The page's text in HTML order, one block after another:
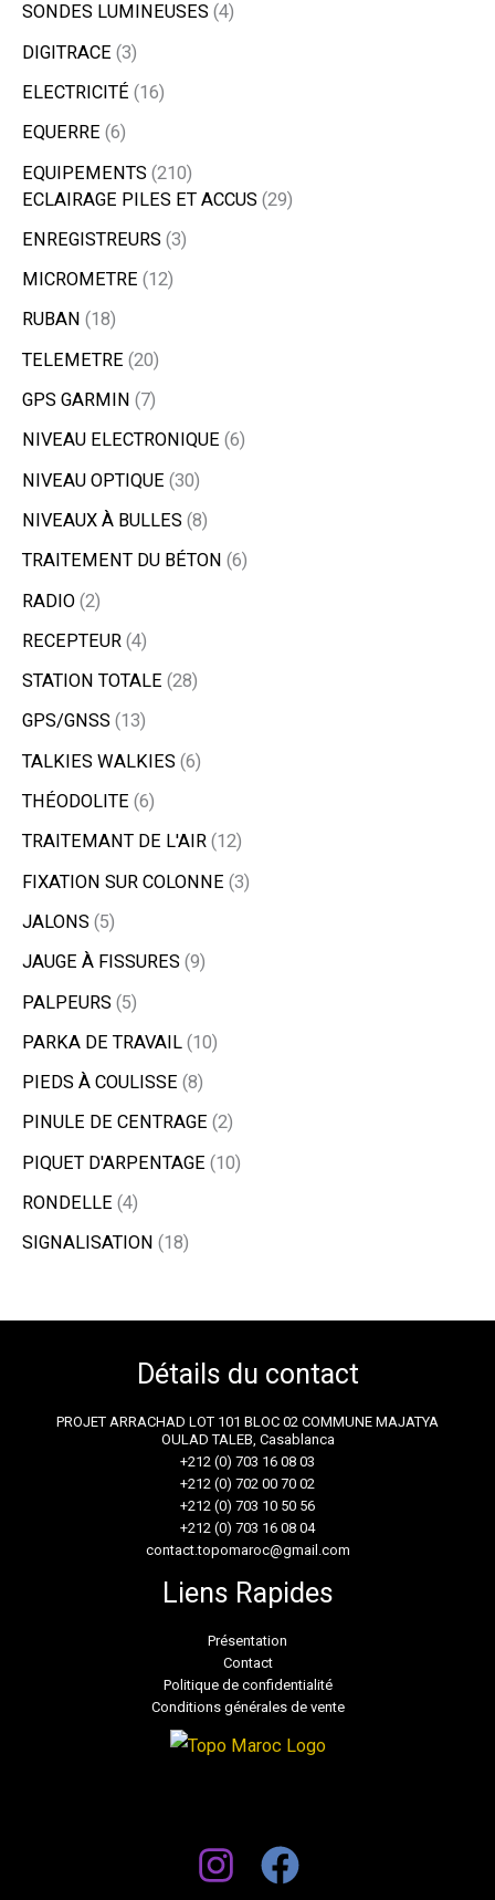
SONDES LUMINEUSES 4
DIGITRACE 3
ELECTRICITÉ 16
EQUERRE 6
EQUIPEMENTS 210
ECLAIRAGE PILES ET ACCUS 29
ENREGISTREURS 3
MICROMETRE 12
RUBAN
18
TELEMETRE 20
GPS GARMIN 7
NIVEAU ELECTRONIQUE 6
NIVEAU OPTIQUE 30
NIVEAUX À BULLES 8
TRAITEMENT DU BÉTON
6
RADIO 2
RECEPTEUR 4
STATION TOTALE 28
GPS/GNSS 13
TALKIES WALKIES 6
THÉODOLITE 6
TRAITEMANT DE L'AIR 12
FIXATION SUR COLONNE 3
JALONS 5
JAUGE À FISSURES 9
PALPEURS 5
PARKA DE TRAVAIL 10
PIEDS À COULISSE 8
PINULE DE CENTRAGE 2
PIQUET D'ARPENTAGE 10
RONDELLE 4
SIGNALISATION
18
Détails du contact
PROJET ARRACHAD LOT 101 BLOC 02 COMMUNE MAJATYA
OULAD TALEB, Casablanca
+212 (0) 703 16 08 03
+212 (0) 702 00 70 02
+212 (0) 703 10 50 56
+212 (0) 703 16 08 04
contact.topomaroc@gmail.com
Liens Rapides
Présentation
Contact
Politique de confidentialité
Conditions générales de vente